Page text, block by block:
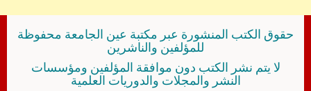
حقوق الكتب المنشورة عبر مكتبة عين الجامعة محفوظة
للمؤلفين والناشرين
لا يتم نشر الكتب دون موافقة المؤلفين ومؤسسات
النشر والمجلات والدوريات العلمية